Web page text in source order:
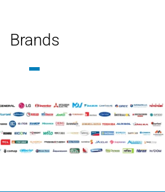
ΤΕΧΝΟΛΟΓΊΑ
ΕΊΔΟΣ
Μεσαίων θερμοκρασιών
Brands